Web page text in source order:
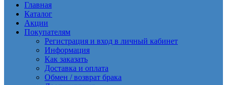
Главная
Каталог
Акции
Покупателям
Регистрация и вход в личный кабинет
Информация
Как заказать
Доставка и оплата
Обмен / возврат брака